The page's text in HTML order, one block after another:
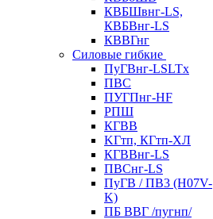
КВБШвнг-LS,
КВБВнг-LS
КВВГнг
Силовые гибкие
ПуГВнг-LSLTx
ПВС
ПУГПнг-HF
РПШ
КГВВ
KГтп, КГтп-ХЛ
КГВВнг-LS
ПВСнг-LS
ПуГВ / ПВ3 (H07V-
K)
ПБ ВВГ /пугнп/